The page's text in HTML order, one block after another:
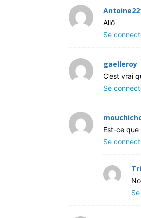
Allô
Se
gaelleroy
C’est vrai
Se
Est-ce que
Se